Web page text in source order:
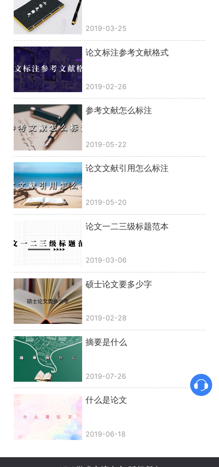
2019-03-25
论文标注参考文献格式
2019-02-26
参考文献怎么标注
2019-05-22
论文文献引用怎么标注
2019-05-20
论文一二三级标题范本
2019-03-06
硕士论文要多少字
2019-02-28
摘要是什么
2019-07-26
什么是论文
2019-06-18